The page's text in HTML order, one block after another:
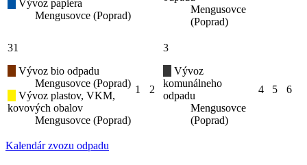
Vývoz papiera
Mengusovce (Poprad)
Mengusovce
(Poprad)
31
Vývoz bio odpadu
Mengusovce (Poprad)
Vývoz plastov, VKM,
kovových obalov
Mengusovce (Poprad)
1 2
3
Vývoz
komunálneho
odpadu
Mengusovce
(Poprad)
4 5 6
Kalendár zvozu odpadu